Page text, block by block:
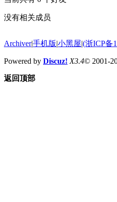
没有相关成员
Archiver|手机版|小黑屋|(浙ICP备
Powered by Discuz! X3.4© 2001-
返回顶部